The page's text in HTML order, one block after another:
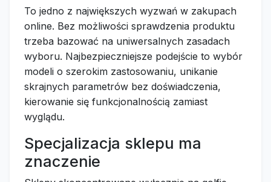
To jedno z największych wyzwań w zakupach
online. Bez możliwości sprawdzenia produktu
trzeba bazować na uniwersalnych zasadach
wyboru. Najbezpieczniejsze podejście to wybór
modeli o szerokim zastosowaniu, unikanie
skrajnych parametrów bez doświadczenia,
kierowanie się funkcjonalnością zamiast
wyglądu.
Specjalizacja sklepu ma
znaczenie